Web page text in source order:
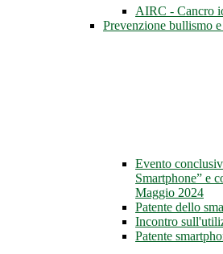
AIRC - Cancro
Prevenzione bullismo
Evento
Smartphone” e
Maggio 2024
Patente dello
Incontro
Patente